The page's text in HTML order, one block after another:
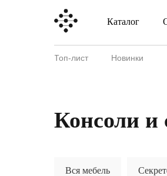
Каталог
Каталог
Новинки
Топ-лист
Консоли и
Вся мебель